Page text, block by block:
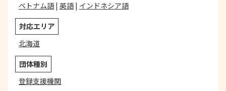
ベトナム語| 英語| インドネシア語
対応エリア
北海道
団体種別
登録支援機関